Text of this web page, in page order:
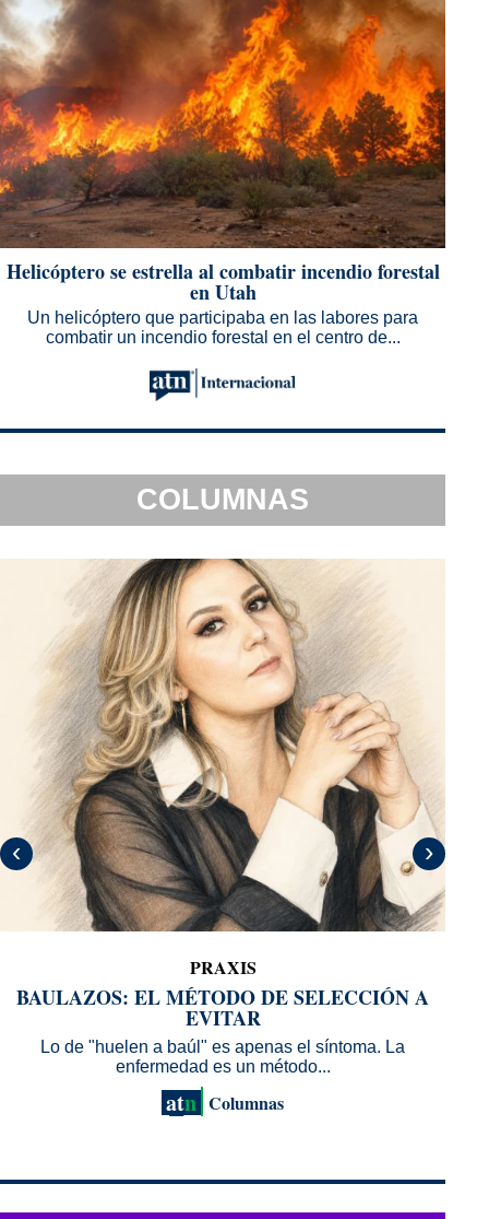
Helicóptero se estrella al combatir incendio forestal
en Utah
Un helicóptero que participaba en las labores para
combatir un incendio forestal en el centro de...
COLUMNAS
‹
PRAXIS
BAULAZOS: EL MÉTODO DE SELECCIÓN A
EVITAR
Lo de "huelen a baúl" es apenas el síntoma. La
enfermedad es un método...
atn Columnas
›